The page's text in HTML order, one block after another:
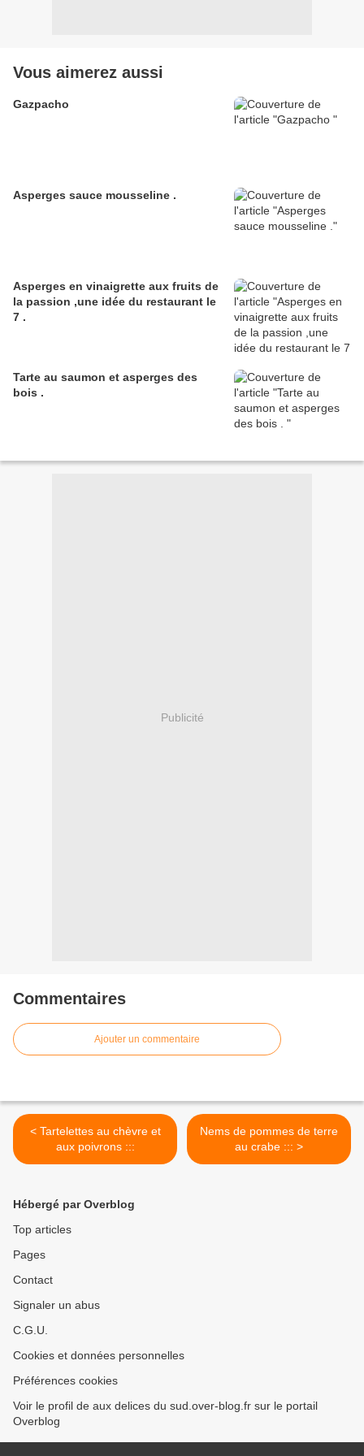
Vous aimerez aussi
Gazpacho
Asperges sauce mousseline .
Asperges en vinaigrette aux fruits de
la passion ,une idée du restaurant le
7 .
Tarte au saumon et asperges des
bois .
Publicité
Commentaires
Ajouter un commentaire
< Tartelettes au chèvre et
aux poivrons :::
Nems de pommes de terre
au crabe ::: >
Hébergé par Overblog
Top articles
Pages
Contact
Signaler un abus
C.G.U.
Cookies et données personnelles
Préférences cookies
Voir le profil de aux delices du sud.over-blog.fr sur le portail
Overblog